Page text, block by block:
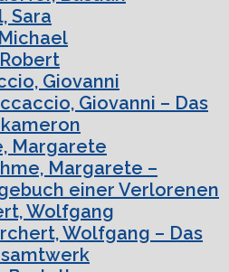
Sara
Giovanni
Giovanni – Das
Margarete
Margarete –
einer Verlorenen
Wolfgang
Wolfgang – Das